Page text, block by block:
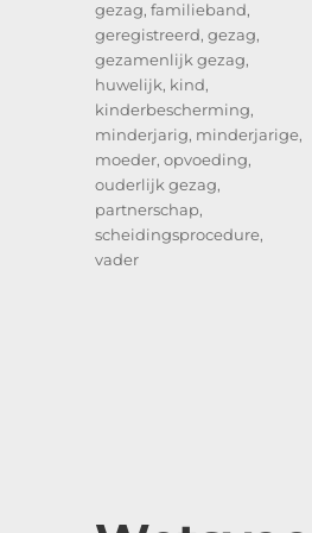
gezag,familieband,
geregistreerd,gezag,
gezamenlijk gezag,
huwelijk, kind,
kinderbescherming,
minderjarig, minderjarige,
moeder,opvoeding,
ouderlijk gezag,
partnerschap,
scheidingsprocedure,
vader